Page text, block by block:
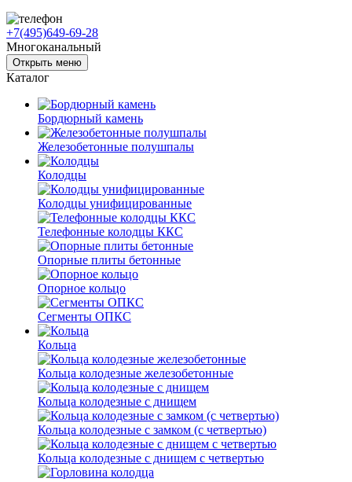
+7(495)649-69-28
Многоканальный
Открыть меню
Каталог
Бордюрный камень
Железобетонные полушпалы
Колодцы
Колодцы унифицированные
Телефонные колодцы ККС
Опорные плиты бетонные
Опорное кольцо
Сегменты ОПКС
Кольца
Кольца колодезные железобетонные
Кольца колодезные с днищем
Кольца колодезные с замком (с четвертью)
Кольца колодезные с днищем с четвертью